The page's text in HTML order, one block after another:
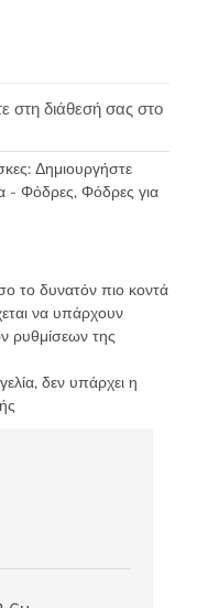
στη διάθεσή σας στο
Δημιουργήστε
- Φόδρες, Φόδρες για
το δυνατόν πιο κοντά
να υπάρχουν
ρυθμίσεων της
δεν υπάρχει η